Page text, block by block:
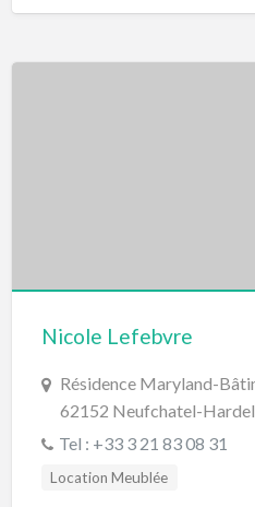
Nicole Lefebvre
Résidence Maryland-
62152 Neufchatel-
Tel : +33 3 21 83 08 31
Location Meublée